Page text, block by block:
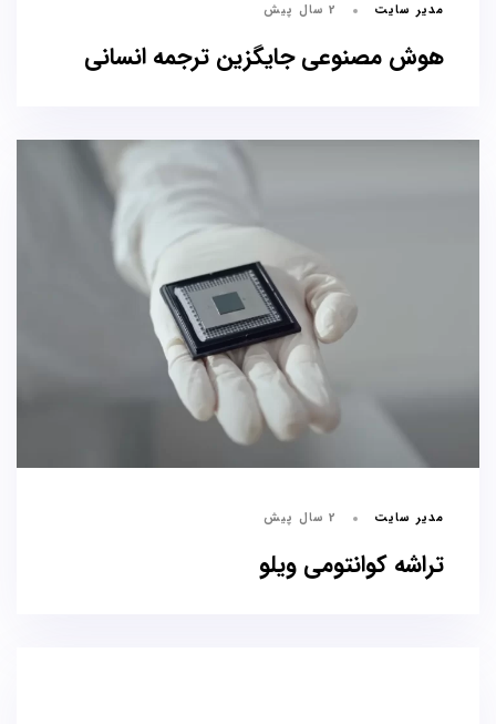
مدیر سایت 2 سال پیش
هوش مصنوعی جایگزین ترجمه انسانی
مدیر سایت 2 سال پیش
تراشه کوانتومی ویلو